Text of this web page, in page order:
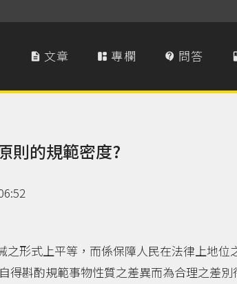
 文章  專欄  問答 
則的規範密度?
之形式上平等，而係保障人民在法律上地位
得斟酌規範事物性質之差異而為合理之差